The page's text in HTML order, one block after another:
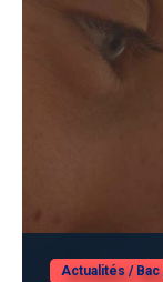
Actualités / Bac